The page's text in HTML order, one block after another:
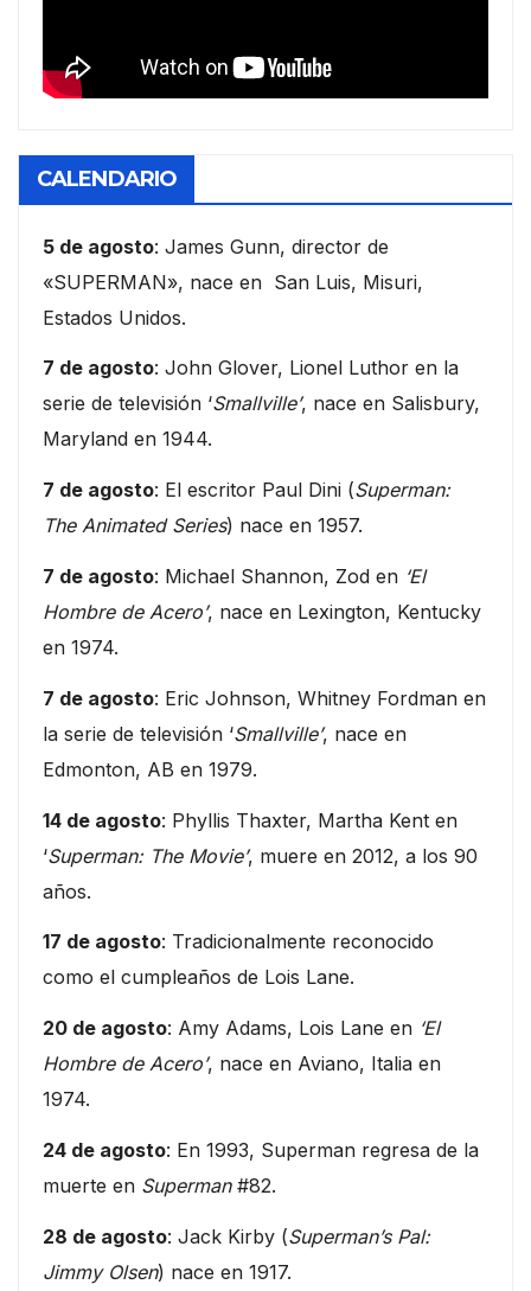
CALENDARIO
5 de agosto: James Gunn, director de
«SUPERMAN», nace en San Luis, Misuri,
Estados Unidos.
7 de agosto: John Glover, Lionel Luthor en la
serie de televisión ‘Smallville’, nace en Salisbury,
Maryland en 1944.
7 de agosto: El escritor Paul Dini (Superman:
The Animated Series) nace en 1957.
7 de agosto: Michael Shannon, Zod en ‘El
Hombre de Acero’, nace en Lexington, Kentucky
en 1974.
7 de agosto: Eric Johnson, Whitney Fordman en
la serie de televisión ‘Smallville’, nace en
Edmonton, AB en 1979.
14 de agosto: Phyllis Thaxter, Martha Kent en
‘Superman: The Movie’, muere en 2012, a los 90
años.
17 de agosto: Tradicionalmente reconocido
como el cumpleaños de Lois Lane.
20 de agosto: Amy Adams, Lois Lane en ‘El
Hombre de Acero’, nace en Aviano, Italia en
1974.
24 de agosto: En 1993, Superman regresa de la
muerte en Superman#82.
28 de agosto: Jack Kirby (Superman’s Pal:
Jimmy Olsen) nace en 1917.